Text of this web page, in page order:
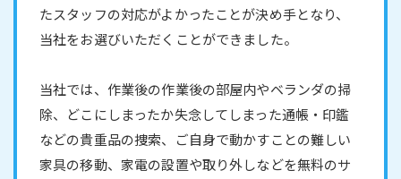
たスタッフの対応がよかったことが決め手となり、
当社をお選びいただくことができました。
当社では、作業後の作業後の部屋内やベランダの掃
除、どこにしまったか失念してしまった通帳・印鑑
などの貴重品の捜索、ご自身で動かすことの難しい
家具の移動、家電の設置や取り外しなどを無料のサ